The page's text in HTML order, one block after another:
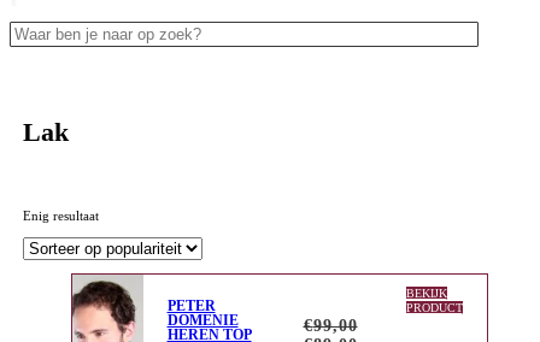
Zoeken
Lak
Enig resultaat
PETER
DOMENIE
HEREN TOP
€99,00
BEKIJK
PRODUCT